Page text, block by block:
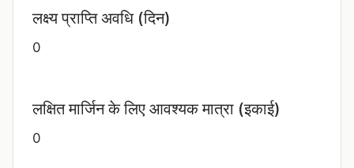
लक्ष्य प्राप्ति अवधि (दिन)
0
लक्षित मार्जिन के लिए आवश्यक मात्रा (इकाई)
0